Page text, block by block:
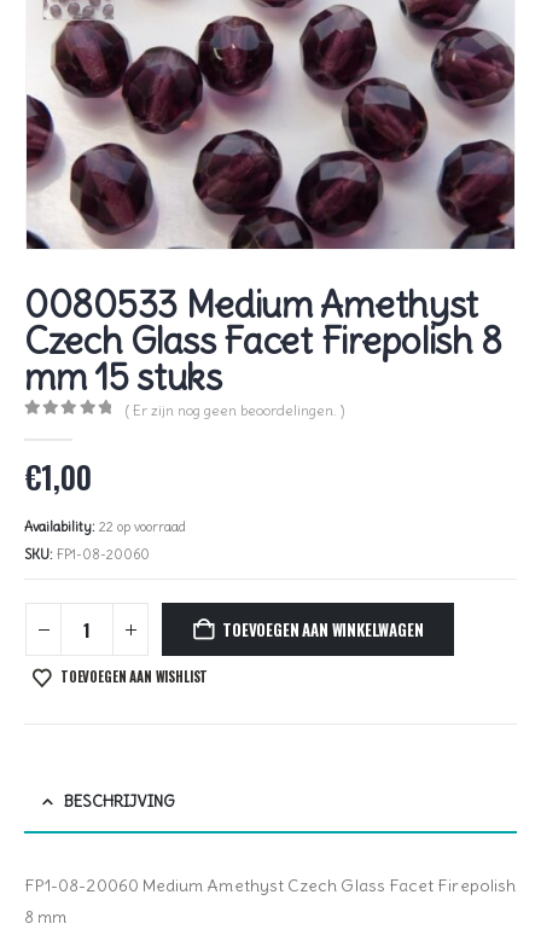
0080533 Medium Amethyst
Czech Glass Facet Firepolish 8
mm 15 stuks
( Er zijn nog geen beoordelingen. )
€1,00
Availability: 22 op voorraad
SKU: FP1-08-20060
TOEVOEGEN AAN WINKELWAGEN
TOEVOEGEN AAN WISHLIST
BESCHRIJVING
FP1-08-20060 Medium Amethyst Czech Glass Facet Firepolish
8 mm